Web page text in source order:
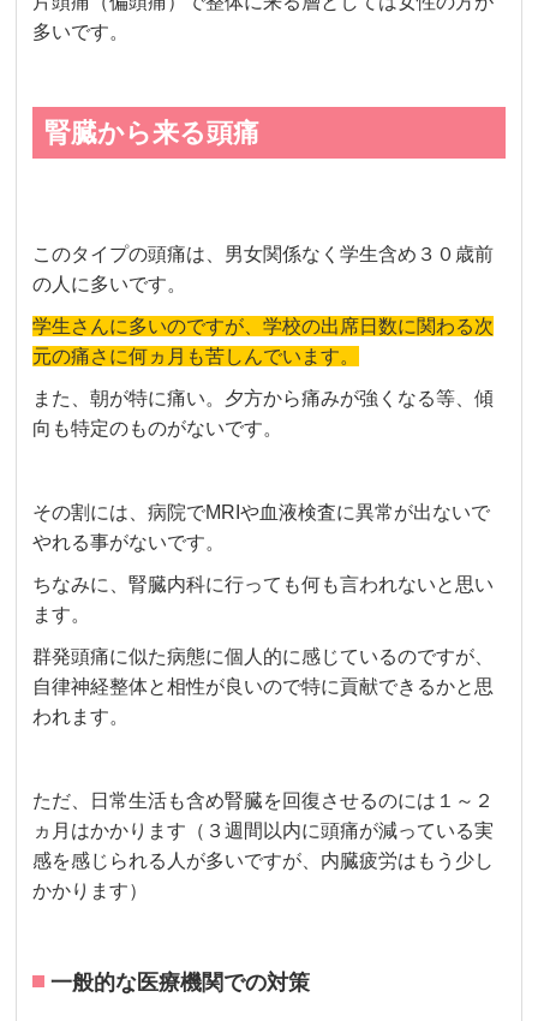
多いです。
腎臓から来る頭痛
このタイプの頭痛は、男女関係なく学生含め３０歳前
の人に多いです。
学生さんに多いのですが、学校の出席日数に関わる次
元の痛さに何ヵ月も苦しんでいます。
また、朝が特に痛い。夕方から痛みが強くなる等、傾
向も特定のものがないです。
その割には、病院でMRIや血液検査に異常が出ないで
やれる事がないです。
ちなみに、腎臓内科に行っても何も言われないと思い
ます。
群発頭痛に似た病態に個人的に感じているのですが、
自律神経整体と相性が良いので特に貢献できるかと思
われます。
ただ、日常生活も含め腎臓を回復させるのには１～２
ヵ月はかかります（３週間以内に頭痛が減っている実
感を感じられる人が多いですが、内臓疲労はもう少し
かかります）
一般的な医療機関での対策